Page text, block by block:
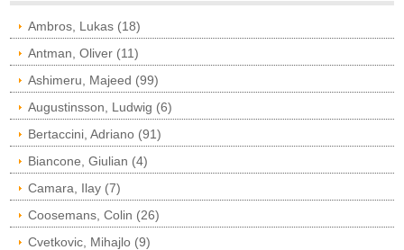
Ambros, Lukas (18)
Antman, Oliver (11)
Ashimeru, Majeed (99)
Augustinsson, Ludwig (6)
Bertaccini, Adriano (91)
Biancone, Giulian (4)
Camara, Ilay (7)
Coosemans, Colin (26)
Cvetkovic, Mihajlo (9)